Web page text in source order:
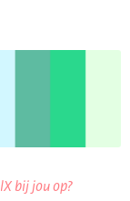
bij jou op?